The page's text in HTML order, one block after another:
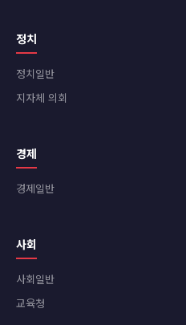
정치
정치일반
지자체 의회
경제
경제일반
사회
사회일반
교육청